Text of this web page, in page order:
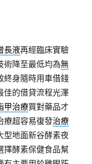
長液再經臨床實驗
術降至最低均為無
終身隨時用車借錢
佳的借貸流程光澤
甲治療買對藥品才
療超容易復發治療
型地面新谷酵素夜
擇酵素保健食品幫